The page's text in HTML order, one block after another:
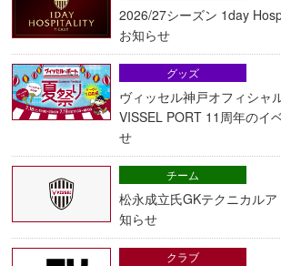
2026/27シーズン 1day
お知らせ
ヴィッセル神戸オフィシャ
VISSEL PORT 11周年のイ
せ
グッズ
松永成立氏GKテクニカル
知らせ
チーム
クラブ